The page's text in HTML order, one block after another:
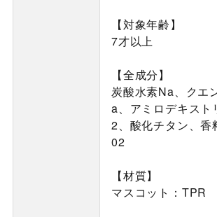
【対象年齢】
7才以上
【全成分】
炭酸水素Na、クエ
a、アミロデキスト
2、酸化チタン、香
02
【材質】
マスコット：TPR